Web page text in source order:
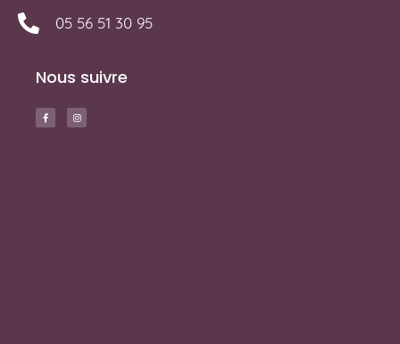
05 56 51 30 95
Nous suivre